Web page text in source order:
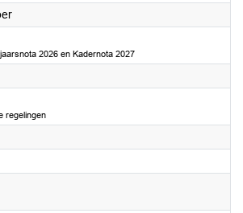
2026
2026 en Kadernota 2027
regelingen